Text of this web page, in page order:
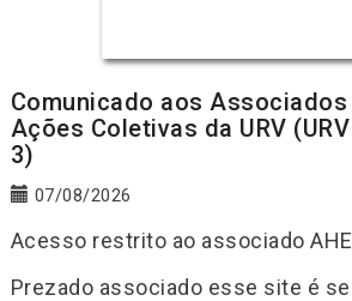
Comunicado aos Associados
Ações Coletivas da URV (URV
3)
07/08/2026
Acesso restrito ao associado
Prezado associado esse site é